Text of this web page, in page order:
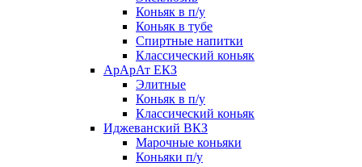
Коньяк в п/у
Коньяк в тубе
Спиртные напитки
Классический коньяк
АрАрАт ЕКЗ
Элитные
Коньяк в п/у
Классический коньяк
Иджеванский ВКЗ
Марочные коньяки
Коньяки п/у